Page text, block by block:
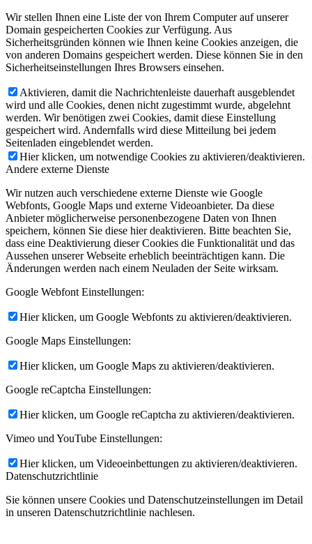
Wir stellen Ihnen eine Liste der von Ihrem Computer auf unserer
Domain gespeicherten Cookies zur Verfügung. Aus
Sicherheitsgründen können wie Ihnen keine Cookies anzeigen, die
von anderen Domains gespeichert werden. Diese können Sie in den
Sicherheitseinstellungen Ihres Browsers einsehen.
Aktivieren, damit die Nachrichtenleiste dauerhaft ausgeblendet
wird und alle Cookies, denen nicht zugestimmt wurde, abgelehnt
werden. Wir benötigen zwei Cookies, damit diese Einstellung
gespeichert wird. Andernfalls wird diese Mitteilung bei jedem
Seitenladen eingeblendet werden.
Hier klicken, um notwendige Cookies zu aktivieren/deaktivieren.
Andere externe Dienste
Wir nutzen auch verschiedene externe Dienste wie Google
Webfonts, Google Maps und externe Videoanbieter. Da diese
Anbieter möglicherweise personenbezogene Daten von Ihnen
speichern, können Sie diese hier deaktivieren. Bitte beachten Sie,
dass eine Deaktivierung dieser Cookies die Funktionalität und das
Aussehen unserer Webseite erheblich beeinträchtigen kann. Die
Änderungen werden nach einem Neuladen der Seite wirksam.
Google Webfont Einstellungen:
Hier klicken, um Google Webfonts zu aktivieren/deaktivieren.
Google Maps Einstellungen:
Hier klicken, um Google Maps zu aktivieren/deaktivieren.
Google reCaptcha Einstellungen:
Hier klicken, um Google reCaptcha zu aktivieren/deaktivieren.
Vimeo und YouTube Einstellungen:
Hier klicken, um Videoeinbettungen zu aktivieren/deaktivieren.
Datenschutzrichtlinie
Sie können unsere Cookies und Datenschutzeinstellungen im Detail
in unseren Datenschutzrichtlinie nachlesen.